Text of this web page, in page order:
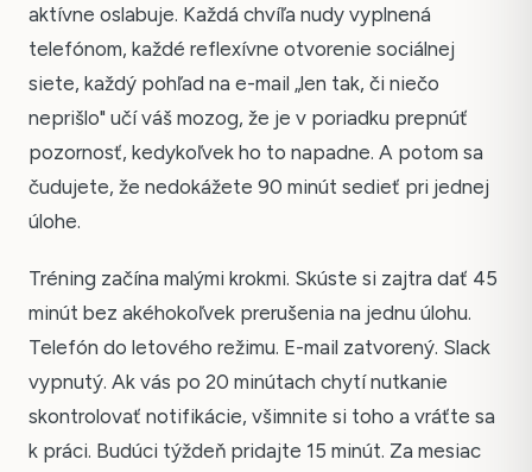
aktívne oslabuje. Každá chvíľa nudy vyplnená
telefónom, každé reflexívne otvorenie sociálnej
siete, každý pohľad na e-mail „len tak, či niečo
neprišlo" učí váš mozog, že je v poriadku prepnúť
pozornosť, kedykoľvek ho to napadne. A potom sa
čudujete, že nedokážete 90 minút sedieť pri jednej
úlohe.
Tréning začína malými krokmi. Skúste si zajtra dať 45
minút bez akéhokoľvek prerušenia na jednu úlohu.
Telefón do letového režimu. E-mail zatvorený. Slack
vypnutý. Ak vás po 20 minútach chytí nutkanie
skontrolovať notifikácie, všimnite si toho a vráťte sa
k práci. Budúci týždeň pridajte 15 minút. Za mesiac